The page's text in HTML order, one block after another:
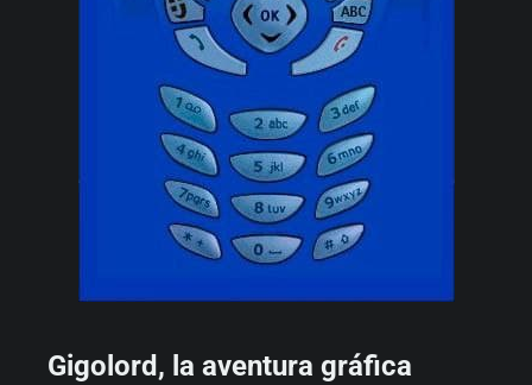
Gigolord, la aventura gráfica